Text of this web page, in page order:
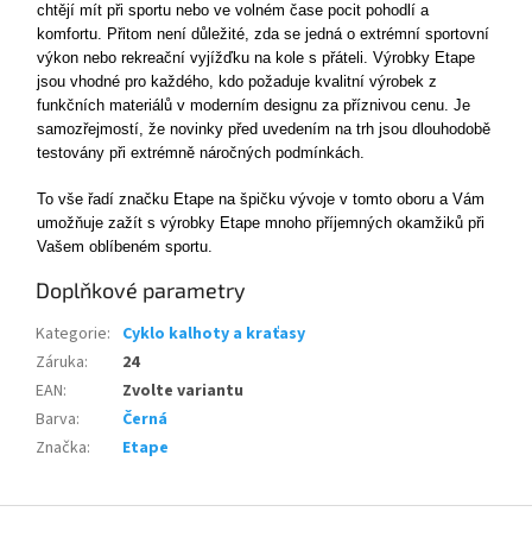
chtějí mít při sportu nebo ve volném čase pocit pohodlí a
komfortu. Přitom není důležité, zda se jedná o extrémní sportovní
výkon nebo rekreační vyjížďku na kole s přáteli. Výrobky Etape
jsou vhodné pro každého, kdo požaduje kvalitní výrobek z
funkčních materiálů v moderním designu za příznivou cenu. Je
samozřejmostí, že novinky před uvedením na trh jsou dlouhodobě
testovány při extrémně náročných podmínkách.
To vše řadí značku Etape na špičku vývoje v tomto oboru a Vám
umožňuje zažít s výrobky Etape mnoho příjemných okamžiků při
Vašem oblíbeném sportu.
Doplňkové parametry
Kategorie: Cyklo kalhoty a kraťasy
Záruka:
24
EAN:
Zvolte variantu
Barva:
Černá
Značka: Etape